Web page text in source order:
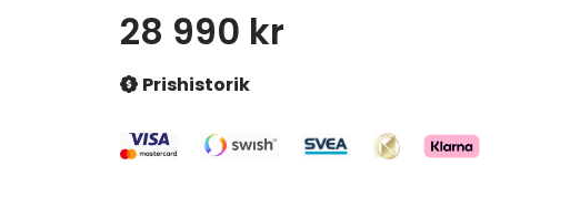
28 990 kr
Prishistorik